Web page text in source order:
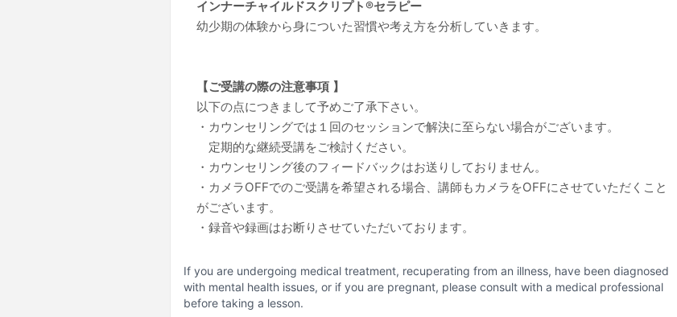
インナーチャイルドスクリプト®︎セラピー
幼少期の体験から身についた習慣や考え方を分析していきます。
【ご受講の際の注意事項 】
以下の点につきまして予めご了承下さい。
・カウンセリングでは１回のセッションで解決に至らない場合がございます。
定期的な継続受講をご検討ください。
・カウンセリング後のフィードバックはお送りしておりません。
・カメラOFFでのご受講を希望される場合、講師もカメラをOFFにさせていただくこと
がございます。
・録音や録画はお断りさせていただいております。
If you are undergoing medical treatment, recuperating from an illness, have been diagnosed
with mental health issues, or if you are pregnant, please consult with a medical professional
before taking a lesson.